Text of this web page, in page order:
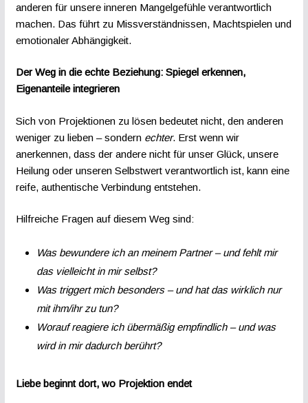
anderen für unsere inneren Mangelgefühle verantwortlich
machen. Das führt zu Missverständnissen, Machtspielen und
emotionaler Abhängigkeit.
Der Weg in die echte Beziehung: Spiegel erkennen,
Eigenanteile integrieren
Sich von Projektionen zu lösen bedeutet nicht, den anderen
weniger zu lieben – sondern echter. Erst wenn wir
anerkennen, dass der andere nicht für unser Glück, unsere
Heilung oder unseren Selbstwert verantwortlich ist, kann eine
reife, authentische Verbindung entstehen.
Hilfreiche Fragen auf diesem Weg sind:
Was bewundere ich an meinem Partner – und fehlt mir
das vielleicht in mir selbst?
Was triggert mich besonders – und hat das wirklich nur
mit ihm/ihr zu tun?
Worauf reagiere ich übermäßig empfindlich – und was
wird in mir dadurch berührt?
Liebe beginnt dort, wo Projektion endet